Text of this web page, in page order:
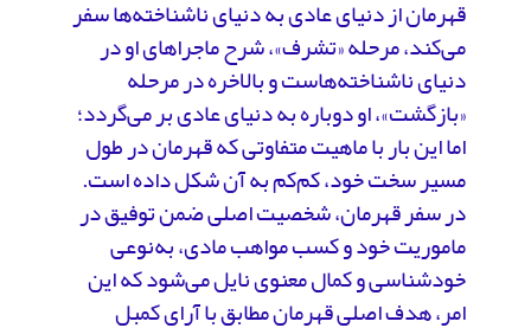
قهرمان از دنیای عادی به دنیای ناشناخته‌ها سفر
می‌کند، مرحله «تشرف»، شرح ماجراهای او در
دنیای ناشناخته‌هاست و بالاخره در مرحله
«بازگشت»، او دوباره به دنیای عادی بر می‌گردد؛
اما این بار با ماهیت متفاوتی که قهرمان در طول
مسیر سخت خود، کم‌کم به آن شکل داده است.
در سفر قهرمان، شخصیت اصلی ضمن توفیق در
ماموریت خود و کسب مواهب مادی، به‌نوعی
خودشناسی و کمال معنوی نایل می‌شود که این
امر، هدف اصلی قهرمان مطابق با آرای کمبل